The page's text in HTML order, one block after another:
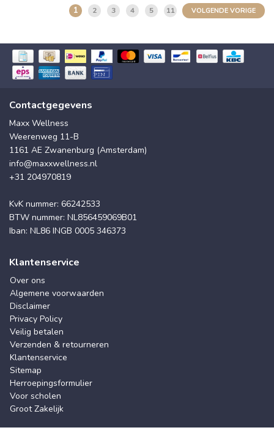
1 2 3 4 5 11 VOLGENDE VORIGE
Contactgegevens
Maxx Wellness
Weerenweg 11-B
1161 AE Zwanenburg (Amsterdam)
info@maxxwellness.nl
+31 204970819
KvK nummer: 66242533
BTW nummer: NL856459069B01
Iban: NL86 INGB 0005 346373
Klantenservice
Over ons
Algemene voorwaarden
Disclaimer
Privacy Policy
Veilig betalen
Verzenden & retourneren
Klantenservice
Sitemap
Herroepingsformulier
Voor scholen
Groot Zakelijk